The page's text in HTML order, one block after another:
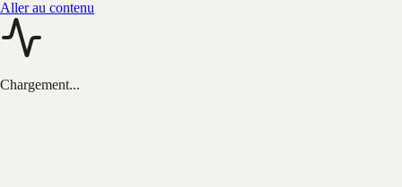
Aller au contenu
Chargement...